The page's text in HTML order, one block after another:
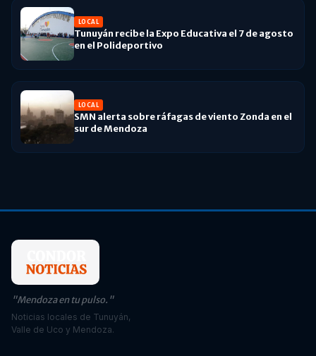
LOCAL
Tunuyán recibe la Expo Educativa el 7 de agosto
en el Polideportivo
LOCAL
SMN alerta sobre ráfagas de viento Zonda en el
sur de Mendoza
"Mendoza en tu pulso."
Noticias locales de Tunuyán,
Valle de Uco y Mendoza.